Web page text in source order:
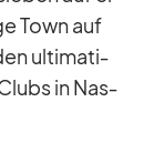
Town auf
ul­ti­ma­ti­
in Nas­